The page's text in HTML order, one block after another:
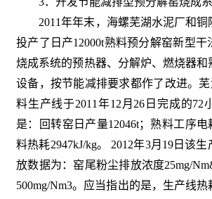
2011年年末，海螺芜湖水泥厂和铜
投产了日产12000t熟料预分解窑新型干
烧成系统的预热器、分解炉、燃烧器和
设备，按节能减排要求都作了改进。芜
料生产线于2011年12月26日完成的72
是：回转窑日产量12046t；熟料工序电
料热耗2947kJ/kg。 2012年3月19日该
放数据为：窑尾粉尘排放浓度25mg/
500mg/Nm3。应当指出的是，生产线